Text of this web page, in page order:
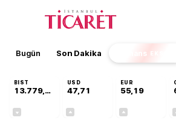
Bugün Son Dakika Finans EKSTRA
BIST
13.779,39
USD
47,71
EUR
55,19